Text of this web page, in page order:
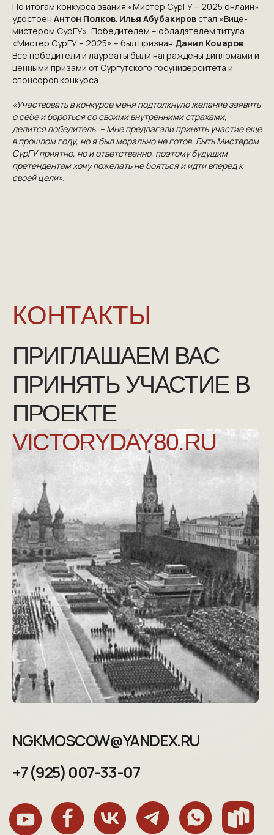
По итогам конкурса звания «Мистер СурГУ – 2025 онлайн»
удостоен Антон Полков. Илья Абубакиров стал «Вице-
мистером СурГУ». Победителем – обладателем титула
«Мистер СурГУ – 2025» – был признан Данил Комаров.
Все победители и лауреаты были награждены дипломами и
ценными призами от Сургутского госуниверситета и
спонсоров конкурса.
«Участвовать в конкурсе меня подтолкнуло желание заявить
о себе и бороться со своими внутренними страхами, –
делится победитель. – Мне предлагали принять участие еще
в прошлом году, но я был морально не готов. Быть Мистером
СурГУ приятно, но и ответственно, поэтому будущим
претендентам хочу пожелать не бояться и идти вперед к
своей цели».
NGKMOSCOW@YANDEX.RU
+7 (925) 007-33-07